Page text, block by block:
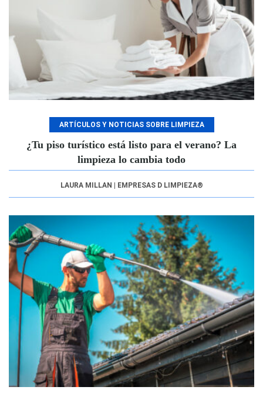
ARTÍCULOS Y NOTICIAS SOBRE LIMPIEZA
¿Tu piso turístico está listo para el verano? La
limpieza lo cambia todo
LAURA MILLAN | EMPRESAS D LIMPIEZA®